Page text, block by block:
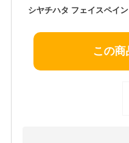
この商